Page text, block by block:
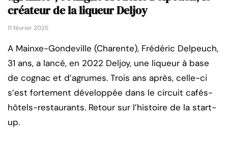
créateur de la liqueur Deljoy
11 février 2025
A Mainxe-Gondeville (Charente), Frédéric Delpeuch,
31 ans, a lancé, en 2022 Deljoy, une liqueur à base
de cognac et d’agrumes. Trois ans après, celle-ci
s’est fortement développée dans le circuit cafés-
hôtels-restaurants. Retour sur l’histoire de la start-
up.